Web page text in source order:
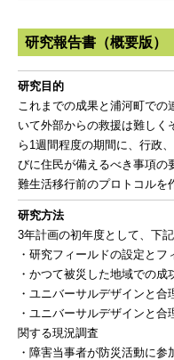
研究報告書（概要版）
研究目的
これまでの成果と浦河町での
いて外部からの救援は難しく
ら1週間程度の期間に、行政
びに住民が備えるべき事項の
難生活移行前のプロトコルを
研究方法
3年計画の初年度として、下記
・研究フィールドの設定と
・かつて被災した地域での
・ユニバーサルデザインと
・ユニバーサルデザインと
関する現況調査
・障害当事者が防災活動に